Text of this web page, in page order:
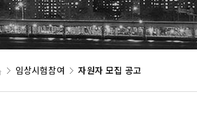
임상시험참여 자원자 모집 공고